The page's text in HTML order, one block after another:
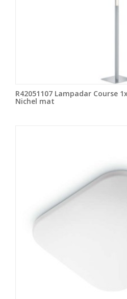
R42051107 Lampadar Course
Nichel mat